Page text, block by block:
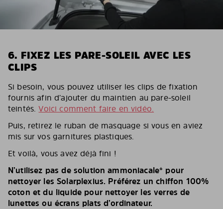
6. FIXEZ LES PARE-SOLEIL AVEC LES
CLIPS
Si besoin, vous pouvez utiliser les clips de fixation
fournis afin d’ajouter du maintien au pare-soleil
teintés.Voici comment faire en vidéo.
Puis, retirez le ruban de masquage si vous en aviez
mis sur vos garnitures plastiques.
Et voilà, vous avez déjà fini !
N’utilisez pas de solution ammoniacale* pour
nettoyer les Solarplexius. Préférez un chiffon 100%
coton et du liquide pour nettoyer les verres de
lunettes ou écrans plats d’ordinateur.